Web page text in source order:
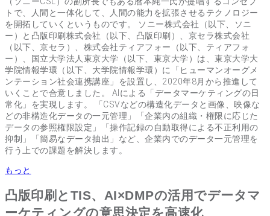
トで、人間と一体化して、人間の能力を拡張させるテクノロジー
を開拓していくというものです。 ソニー株式会社（以下、ソニ
ー）と凸版印刷株式会社（以下、凸版印刷）、京セラ株式会社
（以下、京セラ）、株式会社ティアフォー（以下、ティアフォ
ー）、国立大学法人東京大学（以下、東京大学）は、東京大学大
学院情報学環（以下、大学院情報学環）に「ヒューマンオーグメ
ンテーション社会連携講座」を設置し、2020年8月から推進して
いくことで合意しました。 AIによる「データマーケティングの日
常化」を実現します。 「CSVなどの構造化データと画像、映像な
どの非構造化データの一元管理」「企業内の組織・権限に応じた
データの参照権限設定」「操作記録の自動取得による不正利用の
抑制」「簡易なデータ抽出」など、企業内でのデータ一元管理を
行う上での課題を解決します。
もっと
凸版印刷とTIS、AI×DMPの活用でデータマ
ーケティングの意思決定を高速化